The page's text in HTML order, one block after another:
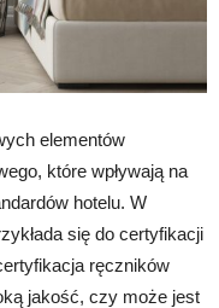
elementów
które wpływają na
hotelu. W
się do certyfikacji
ręczników
jakość, czy może jest